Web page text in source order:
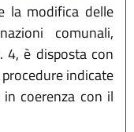
la modifica delle
comunali,
4, è disposta con
indicate
coerenza con il